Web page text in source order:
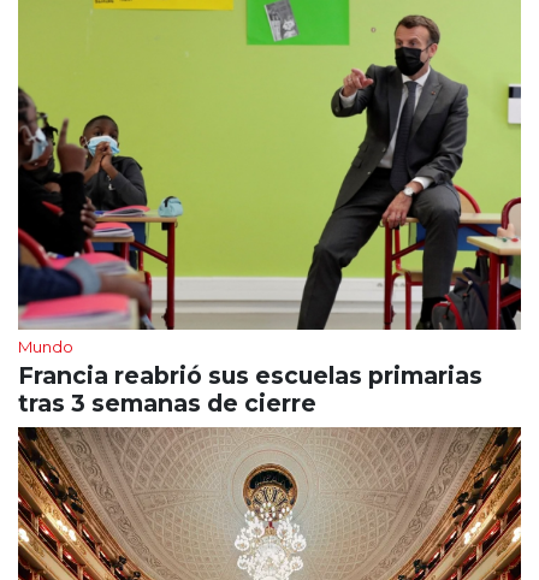
Mundo
Francia reabrió sus escuelas primarias
tras 3 semanas de cierre